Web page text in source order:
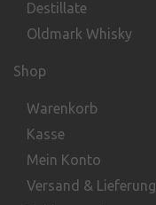
Destillate
Oldmark Whisky
Shop
Warenkorb
Kasse
Mein Konto
Versand & Lieferung